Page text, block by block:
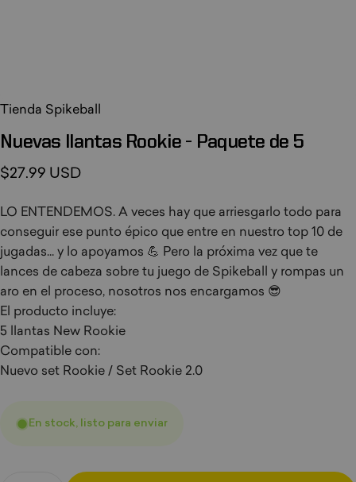
Tienda Spikeball
Nuevas llantas Rookie - Paquete de 5
$27.99 USD
LO ENTENDEMOS. A veces hay que arriesgarlo todo para
conseguir ese punto épico que entre en nuestro top 10 de
jugadas... y lo apoyamos 💪 Pero la próxima vez que te
lances de cabeza sobre tu juego de Spikeball y rompas un
aro en el proceso, nosotros nos encargamos 😎
El producto incluye:
5 llantas New Rookie
Compatible con:
Nuevo set Rookie / Set Rookie 2.0
En stock, listo para enviar